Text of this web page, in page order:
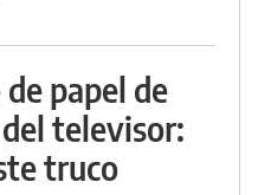
papel de
televisor:
truco